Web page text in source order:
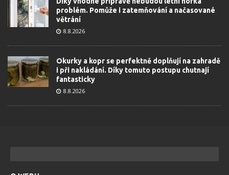
problém. Pomůže i zatemňování a načasované
větrání
8.8.2026
Okurky a kopr se perfektně doplňují na zahradě
i při nakládání. Díky tomuto postupu chutnají
fantasticky
8.8.2026